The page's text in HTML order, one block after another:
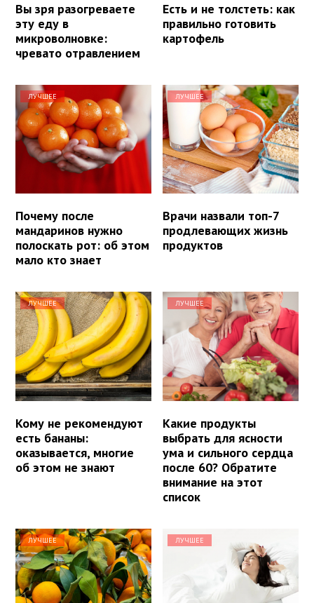
Вы зря разогреваете
эту еду в
микроволновке:
чревато отравлением
Есть и не толстеть: как
правильно готовить
картофель
ЛУЧШЕЕ
Почему после
мандаринов нужно
полоскать рот: об этом
мало кто знает
ЛУЧШЕЕ
Врачи назвали топ-7
продлевающих жизнь
продуктов
ЛУЧШЕЕ
Кому не рекомендуют
есть бананы:
оказывается, многие
об этом не знают
ЛУЧШЕЕ
Какие продукты
выбрать для ясности
ума и сильного сердца
после 60? Обратите
внимание на этот
список
ЛУЧШЕЕ ЛУЧШЕЕ